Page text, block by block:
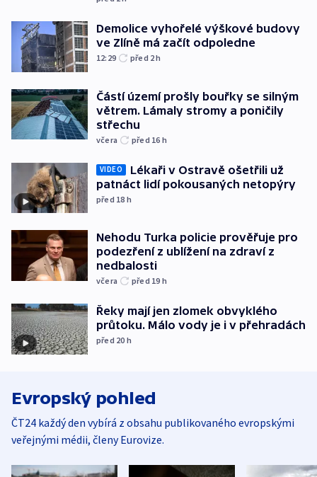
Demolice vyhořelé výškové budovy
ve Zlíně má začít odpoledne
12:29 před 2h
Částí území prošly bouřky se silným
větrem. Lámaly stromy a poničily
střechu
včera před 16 h
VIDEO
Lékaři v Ostravě ošetřili už
patnáct lidí pokousaných netopýry
před 18 h
Nehodu Turka policie prověřuje pro
podezření z ublížení na zdraví z
nedbalosti
včera před 19 h
Řeky mají jen zlomek obvyklého
průtoku. Málo vody je i v přehradách
před 20 h
Evropský pohled
ČT24 každý den vybírá z obsahu publikovaného evropskými
veřejnými médii, členy Eurovize.